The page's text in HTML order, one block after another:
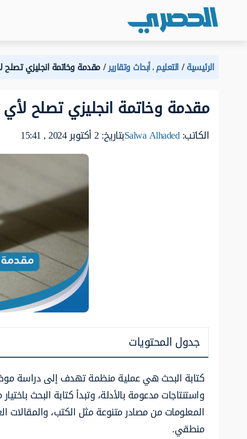
الرئيسية التعليم،أبحاث وتقارير مقدمة وخاتمة انجليزي
مقدمة وخاتمة انجليزي تصلح
الكاتب:Salwa Alhadedبتاريخ: 2 أكتوبر 2024 , 15:41
جدول المحتويات
كتابة البحث هي عملية منظمة تهدف إلى دراسة
واستنتاجات مدعومة بالأدلة، وتبدأ كتابة البحث
المعلومات من مصادر متنوعة مثل الكتب، والمقالات
منطقي.